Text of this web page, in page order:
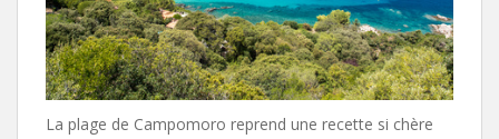
La plage de Campomoro reprend une recette si chère